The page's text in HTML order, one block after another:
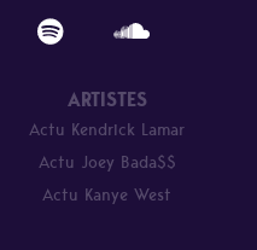
ARTISTES
Actu Kendrick Lamar
Actu Joey Bada$$
Actu Kanye West